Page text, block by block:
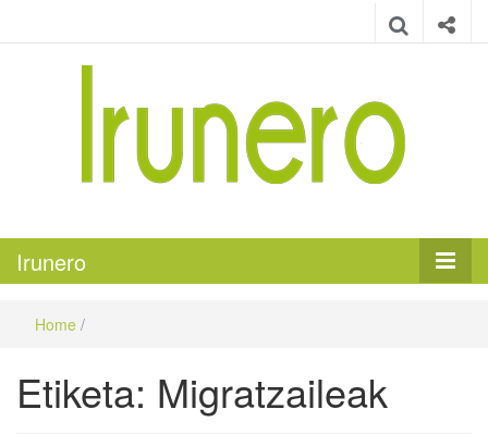
Irunero
Home /
Etiketa: Migratzaileak